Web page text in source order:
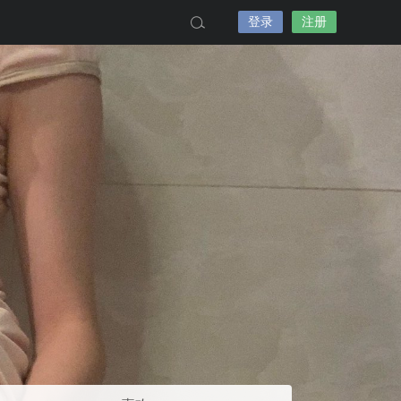
登录 注册